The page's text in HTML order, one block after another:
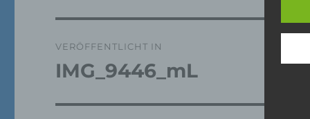
VERÖFFENTLICHT IN
IMG_9446_mL
Wir